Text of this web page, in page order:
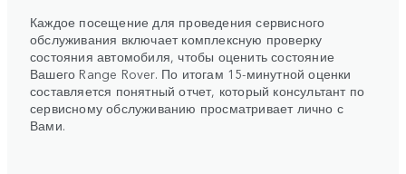
Каждое посещение для проведения сервисного
обслуживания включает комплексную проверку
состояния автомобиля, чтобы оценить состояние
Вашего Range Rover. По итогам 15-минутной оценки
составляется понятный отчет, который консультант по
сервисному обслуживанию просматривает лично с
Вами.